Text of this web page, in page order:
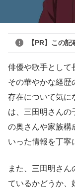
【PR】この
俳優や歌手として
その華やかな経歴
存在について気に
は、三田明さんの
の奥さんや家族構
いった情報を丁寧
また、三田明さ
ているかどうか、